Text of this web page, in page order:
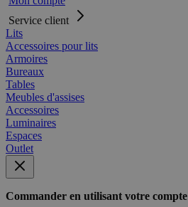
Service client
Lits
Accessoires pour lits
Armoires
Bureaux
Tables
Meubles d'assises
Accessoires
Luminaires
Espaces
Outlet
Commander en utilisant votre compte